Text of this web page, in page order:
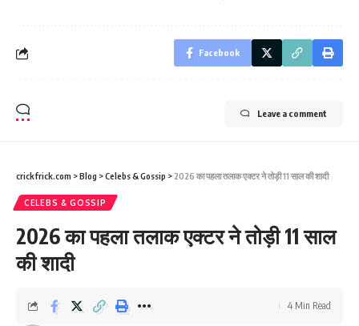
Facebook
Leave a comment
crickfrick.com >Blog >Celebs & Gossip > 2026 का पहला तलाक एक्टर ने तोड़ी 11 साल की शादी
CELEBS & GOSSIP
2026 का पहला तलाक एक्टर ने तोड़ी 11 साल
की शादी
4 Min Read